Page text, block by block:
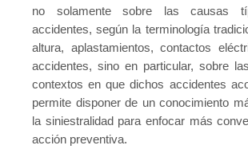
no solamente sobre las causas
accidentes, según la terminología
altura, aplastamientos, contactos
accidentes, sino en particular, sobre
contextos en que dichos accidentes
permite disponer de un conocimiento
la siniestralidad para enfocar más
acción preventiva.